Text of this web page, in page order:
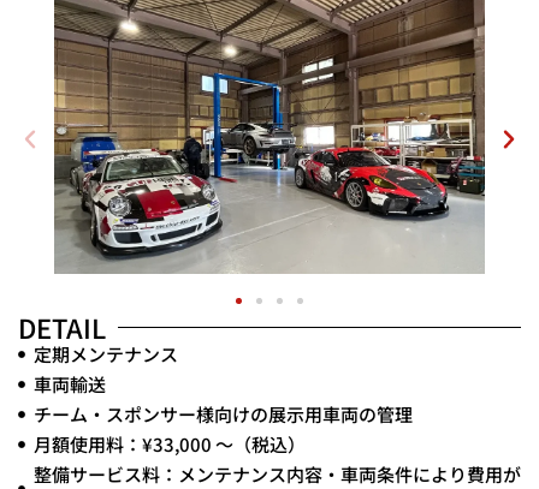
DETAIL
定期メンテナンス
車両輸送
チーム・スポンサー様向けの展示用車両の管理
月額使用料：¥33,000 〜（税込）
整備サービス料：メンテナンス内容・車両条件により費用が